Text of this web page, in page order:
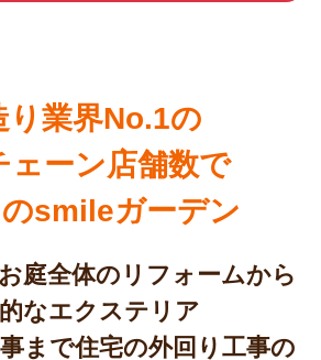
り業界No.1の
ェーン店舗数で
smileガーデン
庭全体のリフォームから
なエクステリア
まで住宅の外回り工事の